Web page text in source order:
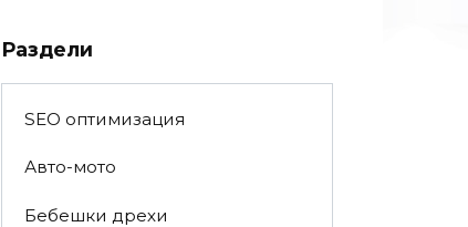
Раздели
SEO оптимизация
Авто-мото
Бебешки дрехи